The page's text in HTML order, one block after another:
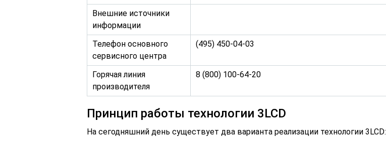
Внешние источники
информации
Телефон основного
сервисного центра
(495) 450-04-03
Горячая линия
производителя
8 (800) 100-64-20
Принцип работы технологии 3LCD
На сегодняшний день существует два варианта реализации технологии 3LCD: